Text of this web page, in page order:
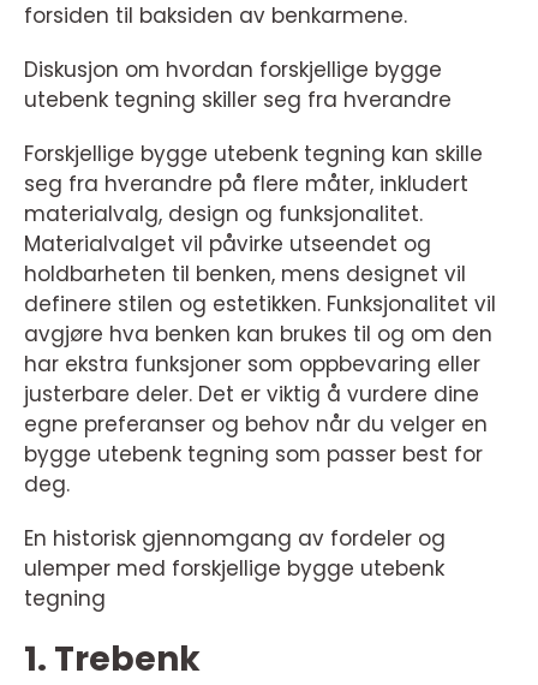
forsiden til baksiden av benkarmene.
Diskusjon om hvordan forskjellige bygge
utebenk tegning skiller seg fra hverandre
Forskjellige bygge utebenk tegning kan skille
seg fra hverandre på flere måter, inkludert
materialvalg, design og funksjonalitet.
Materialvalget vil påvirke utseendet og
holdbarheten til benken, mens designet vil
definere stilen og estetikken. Funksjonalitet vil
avgjøre hva benken kan brukes til og om den
har ekstra funksjoner som oppbevaring eller
justerbare deler. Det er viktig å vurdere dine
egne preferanser og behov når du velger en
bygge utebenk tegning som passer best for
deg.
En historisk gjennomgang av fordeler og
ulemper med forskjellige bygge utebenk
tegning
1. Trebenk